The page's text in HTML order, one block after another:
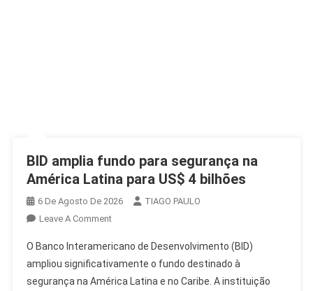
BID amplia fundo para segurança na
América Latina para US$ 4 bilhões
6 De Agosto De 2026
TIAGO PAULO
Leave A CommentOn
Amplia
Fundo
Para
O Banco Interamericano de Desenvolvimento (BID)
ampliou significativamente o fundo destinado à
segurança na América Latina e no Caribe. A instituição